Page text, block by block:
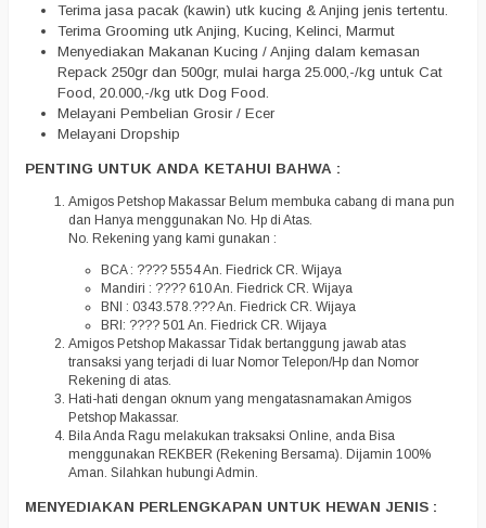
Terima jasa pacak (kawin) utk kucing & Anjing jenis tertentu.
Terima Grooming utk Anjing, Kucing, Kelinci, Marmut
Menyediakan Makanan Kucing / Anjing dalam kemasan
Repack 250gr dan 500gr, mulai harga 25.000,-/kg untuk Cat
Food, 20.000,-/kg utk Dog Food.
Melayani Pembelian Grosir / Ecer
Melayani Dropship
PENTING UNTUK ANDA KETAHUI BAHWA :
Amigos Petshop Makassar Belum membuka cabang di mana pun
dan Hanya menggunakan No. Hp di Atas.
No. Rekening yang kami gunakan :
BCA : ???? 5554 An. Fiedrick CR. Wijaya
Mandiri : ???? 610 An. Fiedrick CR. Wijaya
BNI : 0343.578.??? An. Fiedrick CR. Wijaya
BRI: ???? 501 An. Fiedrick CR. Wijaya
Amigos Petshop Makassar Tidak bertanggung jawab atas
transaksi yang terjadi di luar Nomor Telepon/Hp dan Nomor
Rekening di atas.
Hati-hati dengan oknum yang mengatasnamakan Amigos
Petshop Makassar.
Bila Anda Ragu melakukan traksaksi Online, anda Bisa
menggunakan REKBER (Rekening Bersama). Dijamin 100%
Aman. Silahkan hubungi Admin.
MENYEDIAKAN PERLENGKAPAN UNTUK HEWAN JENIS :